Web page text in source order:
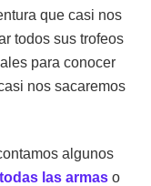
que casi nos
todos sus trofeos
para conocer
nos sacaremos
algunos
las armas o